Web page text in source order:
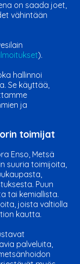
on saada joet,
vähintään
).
hallinnoi
Se käyttää,
ja
toimijat
Enso, Metsä
suuria toimijoita,
Puun
tai kemiallista.
joista valtiolla
kautta.
palveluita,